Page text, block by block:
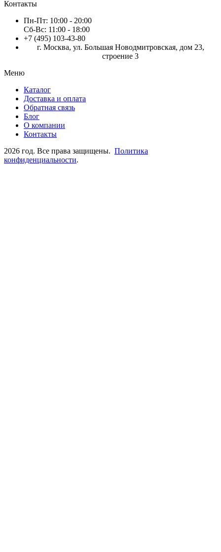
Контакты
Пн-Пт: 10:00 - 20:00
Сб-Вс: 11:00 - 18:00
+7 (495) 103-43-80
г. Москва, ул. Большая Новодмитровская, дом 23,
строение 3
Меню
Каталог
Доставка и оплата
Обратная связь
Блог
О компании
Контакты
2026 год. Все права защищены. Политика
конфиденциальности.